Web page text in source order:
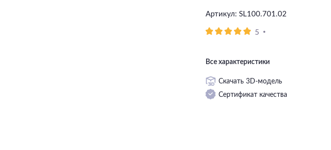
Артикул: SL100.701.02
5
Все характеристики
Скачать 3D-модель
Сертификат качества